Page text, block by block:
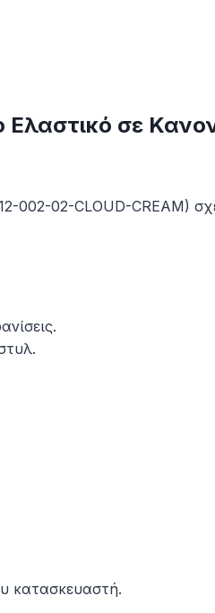
Ελαστικό σε
002-02-CLOUD-CREAM)
κατασκευαστή.